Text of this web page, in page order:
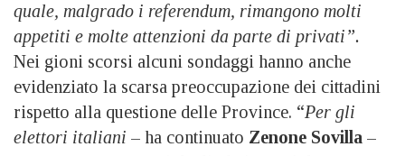
quale, malgrado i referendum, rimangono molti
appetiti e molte attenzioni da parte di privati”.
Nei gioni scorsi alcuni sondaggi hanno anche
evidenziato la scarsa preoccupazione dei cittadini
rispetto alla questione delle Province. “Per gli
elettori italiani – ha continuato Zenone Sovilla –